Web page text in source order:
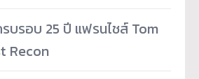
บรอบ 25 ปี แฟรนไชส์ Tom
Recon